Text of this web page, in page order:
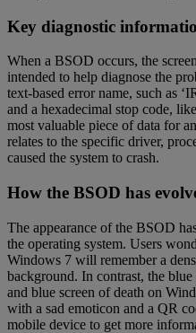
Key diagnostic
When a BSOD occurs, the
intended to help diagnose the
text-based error name, such as
and a hexadecimal stop code,
most valuable piece of data for
relates to the specific driver,
caused the system to crash.
How the BSOD has
The appearance of the BSOD
the operating system. Users
Windows 7 will remember a
background. In contrast, the
and blue screen of death on
with a sad emoticon and a QR
mobile device to get more